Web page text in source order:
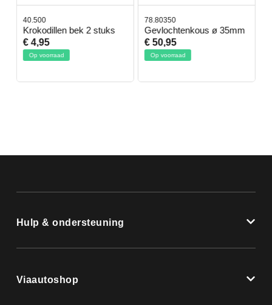
40.500
Krokodillen bek 2 stuks
€ 4,95
Op voorraad
78.80350
Gevlochtenkous ø 35mm
€ 50,95
Op voorraad
Hulp & ondersteuning
Viaautoshop